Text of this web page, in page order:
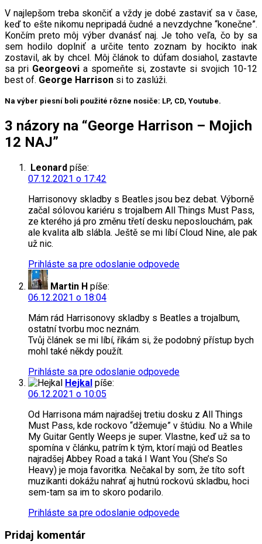
V najlepšom treba skončiť a vždy je dobé zastaviť sa v čase,
keď to ešte nikomu nepripadá čudné a nevzdychne “konečne”.
Končím preto môj výber dvanásť naj. Je toho veľa, čo by sa
sem hodilo doplniť a určite tento zoznam by hocikto inak
zostavil, ak by chcel. Môj článok to dúfam dosiahol, zastavte
sa pri Georgeovi a spomeňte si, zostavte si svojich 10-12
best of. George Harrison si to zaslúži.
Na výber piesní boli použité rôzne nosiče: LP, CD, Youtube.
3 názory na “George Harrison – Mojich
12 NAJ”
Leonard píše:
07.12.2021 o 17:42
Harrisonovy skladby s Beatles jsou bez debat. Výborně
začal sólovou kariéru s trojalbem All Things Must Pass,
ze kterého já pro změnu třetí desku neposlouchám, pak
ale kvalita alb slábla. Ještě se mi líbí Cloud Nine, ale pak
už nic.
Prihláste sa pre odoslanie odpovede
Martin H píše:
06.12.2021 o 18:04
Mám rád Harrisonovy skladby s Beatles a trojalbum,
ostatní tvorbu moc neznám.
Tvůj článek se mi líbí, říkám si, že podobný přístup bych
mohl také někdy použít.
Prihláste sa pre odoslanie odpovede
Hejkal píše:
06.12.2021 o 10:05
Od Harrisona mám najradšej tretiu dosku z All Things
Must Pass, kde rockovo “džemuje” v štúdiu. No a While
My Guitar Gently Weeps je super. Vlastne, keď už sa to
spomína v článku, patrím k tým, ktorí majú od Beatles
najradšej Abbey Road a taká I Want You (She’s So
Heavy) je moja favoritka. Nečakal by som, že títo soft
muzikanti dokážu nahrať aj hutnú rockovú skladbu, hoci
sem-tam sa im to skoro podarilo.
Prihláste sa pre odoslanie odpovede
Pridaj komentár